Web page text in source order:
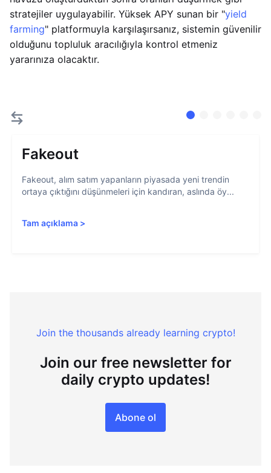
stratejiler uygulayabilir. Yüksek APY sunan bir "yield
farming" platformuyla karşılaşırsanız, sistemin güvenilir
olduğunu topluluk aracılığıyla kontrol etmeniz
yararınıza olacaktır.
Fakeout
Fakeout, alım satım yapanların piyasada yeni trendin
ortaya çıktığını düşünmeleri için kandıran, aslında öy...
Tam açıklama >
Join the thousands already learning crypto!
Join our free newsletter for
daily crypto updates!
Abone ol